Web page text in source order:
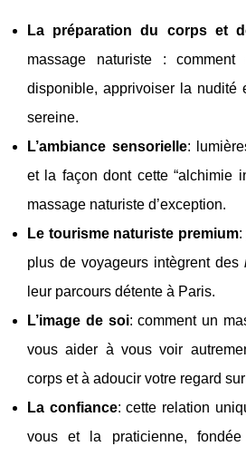
La préparation du corps et
massage naturiste : comment
disponible, apprivoiser la nudité
sereine.
L’ambiance sensorielle:
et la façon dont cette “alchimie
massage naturiste d’exception.
Le tourisme naturiste premium:
plus de voyageurs intègrent des
leur parcours détente à Paris.
L’image de soi: comment un
vous aider à vous voir
corps et à adoucir votre regard
La confiance: cette relation
vous et la praticienne,